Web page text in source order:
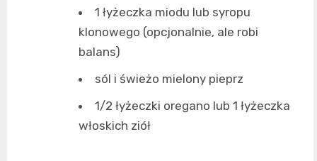
1 łyżeczka miodu lub syropu
klonowego (opcjonalnie, ale robi
balans)
sól i świeżo mielony pieprz
1/2 łyżeczki oregano lub 1 łyżeczka
włoskich ziół